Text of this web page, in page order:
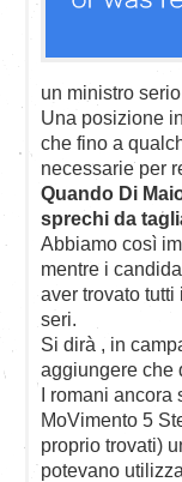
un ministro
Una posizione
che fino a
necessarie per
Quando Di
sprechi da
Abbiamo così
mentre i
aver trovato
seri.
Si dirà , in
aggiungere che
I romani ancora
MoVimento 5
proprio trovati)
potevano